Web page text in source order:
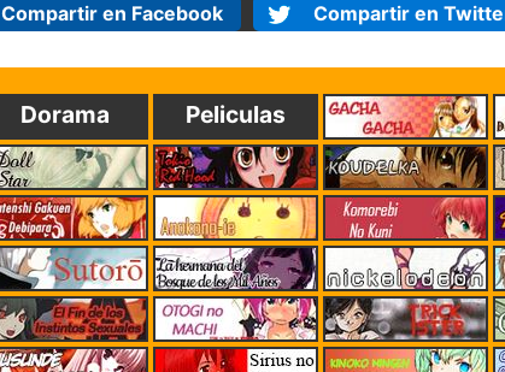
Compartir en Facebook Compartir en
Dorama Peliculas